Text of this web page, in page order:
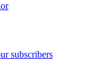
subscribers